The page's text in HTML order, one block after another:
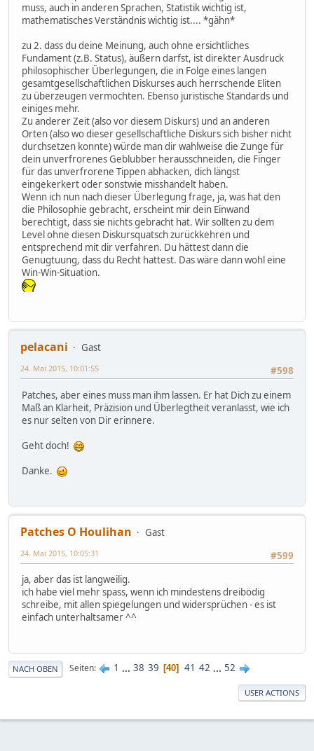
muss, auch in anderen Sprachen, Statistik wichtig ist,
mathematisches Verständnis wichtig ist.... *gähn*
zu 2. dass du deine Meinung, auch ohne ersichtliches
Fundament (z.B. Status), äußern darfst, ist direkter Ausdruck
philosophischer Überlegungen, die in Folge eines langen
gesamtgesellschaftlichen Diskurses auch herrschende Eliten
zu überzeugen vermochten. Ebenso juristische Standards und
einiges mehr.
Zu anderer Zeit (also vor diesem Diskurs) und an anderen
Orten (also wo dieser gesellschaftliche Diskurs sich bisher nicht
durchsetzen konnte) würde man dir wahlweise die Zunge für
dein unverfrorenes Geblubber herausschneiden, die Finger
für das unverfrorene Tippen abhacken, dich längst
eingekerkert oder sonstwie misshandelt haben.
Wenn ich nun nach dieser Überlegung frage, ja, was hat den
die Philosophie gebracht, erscheint mir dein Einwand
berechtigt, dass sie nichts gebracht hat. Wir sollten zu dem
Level ohne diesen Diskursquatsch zurückkehren und
entsprechend mit dir verfahren. Du hättest dann die
Genugtuung, dass du Recht hattest. Das wäre dann wohl eine
Win-Win-Situation.
pelacani
Gast
#598
24. Mai 2015, 10:01:55
Patches, aber eines muss man ihm lassen. Er hat Dich zu einem
Maß an Klarheit, Präzision und Überlegtheit veranlasst, wie ich
es nur selten von Dir erinnere.
Geht doch!
Danke.
Patches O Houlihan
Gast
#599
24. Mai 2015, 10:05:31
ja, aber das ist langweilig.
ich habe viel mehr spass, wenn ich mindestens dreibödig
schreibe, mit allen spiegelungen und widersprüchen - es ist
einfach unterhaltsamer ^^
NACH OBEN Seiten 1 ... 38 39 40 41 42 ... 52
USER ACTIONS